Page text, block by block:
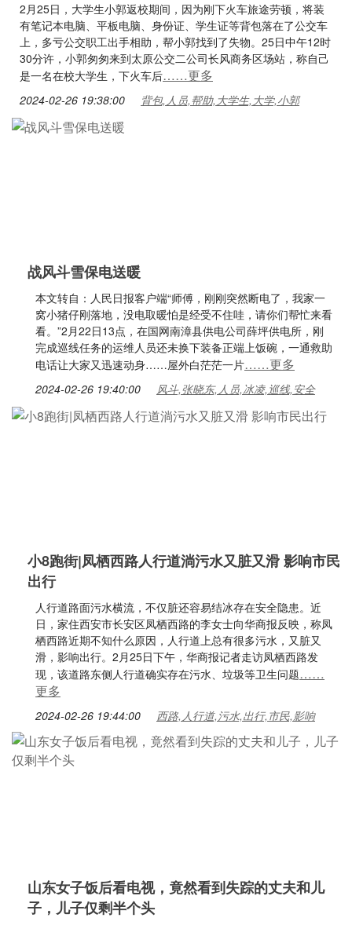
2月25日，大学生小郭返校期间，因为刚下火车旅途劳顿，将装
有笔记本电脑、平板电脑、身份证、学生证等背包落在了公交车
上，多亏公交职工出手相助，帮小郭找到了失物。25日中午12时
30分许，小郭匆匆来到太原公交二公司长风商务区场站，称自己
是一名在校大学生，下火车后……更多
2024-02-26 19:38:00 背包,人员,帮助,大学生,大学,小郭
战风斗雪保电送暖
本文转自：人民日报客户端“师傅，刚刚突然断电了，我家一
窝小猪仔刚落地，没电取暖怕是经受不住哇，请你们帮忙来看
看。”2月22日13点，在国网南漳县供电公司薛坪供电所，刚
完成巡线任务的运维人员还未换下装备正端上饭碗，一通救助
电话让大家又迅速动身……屋外白茫茫一片……更多
2024-02-26 19:40:00 风斗,张晓东,人员,冰凌,巡线,安全
小8跑街|凤栖西路人行道淌污水又脏又滑 影响市民
出行
人行道路面污水横流，不仅脏还容易结冰存在安全隐患。近
日，家住西安市长安区凤栖西路的李女士向华商报反映，称凤
栖西路近期不知什么原因，人行道上总有很多污水，又脏又
滑，影响出行。2月25日下午，华商报记者走访凤栖西路发
现，该道路东侧人行道确实存在污水、垃圾等卫生问题……
更多
2024-02-26 19:44:00 西路,人行道,污水,出行,市民,影响
山东女子饭后看电视，竟然看到失踪的丈夫和儿
子，儿子仅剩半个头